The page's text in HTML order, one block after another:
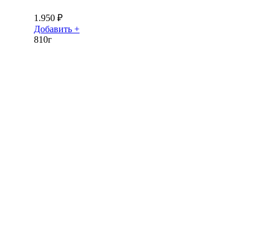
1.950 ₽
Добавить +
810г